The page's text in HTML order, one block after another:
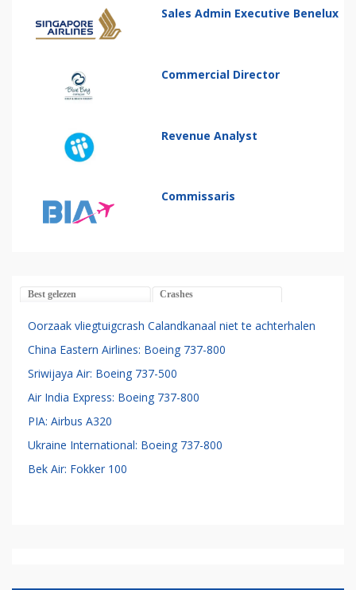
Sales Admin Executive Benelux
Commercial Director
Revenue Analyst
Commissaris
Best gelezen Crashes
Oorzaak vliegtuigcrash Calandkanaal niet te achterhalen
China Eastern Airlines: Boeing 737-800
Sriwijaya Air: Boeing 737-500
Air India Express: Boeing 737-800
PIA: Airbus A320
Ukraine International: Boeing 737-800
Bek Air: Fokker 100